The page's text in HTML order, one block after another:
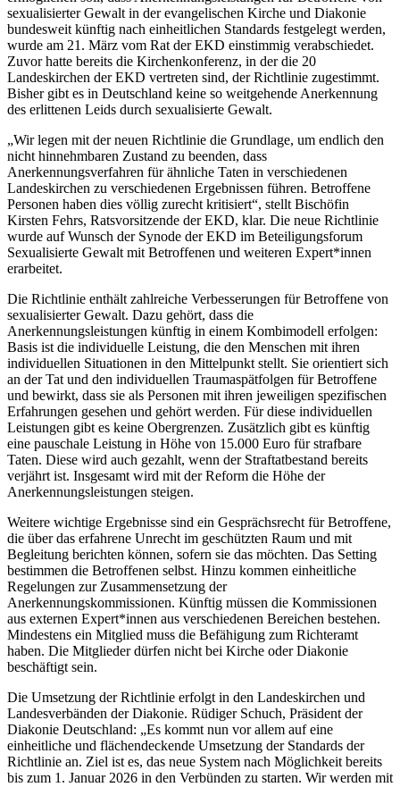
sexualisierter Gewalt in der evangelischen Kirche und Diakonie
bundesweit künftig nach einheitlichen Standards festgelegt werden,
wurde am 21. März vom Rat der EKD einstimmig verabschiedet.
Zuvor hatte bereits die Kirchenkonferenz, in der die 20
Landeskirchen der EKD vertreten sind, der Richtlinie zugestimmt.
Bisher gibt es in Deutschland keine so weitgehende Anerkennung
des erlittenen Leids durch sexualisierte Gewalt.
„Wir legen mit der neuen Richtlinie die Grundlage, um endlich den
nicht hinnehmbaren Zustand zu beenden, dass
Anerkennungsverfahren für ähnliche Taten in verschiedenen
Landeskirchen zu verschiedenen Ergebnissen führen. Betroffene
Personen haben dies völlig zurecht kritisiert“, stellt Bischöfin
Kirsten Fehrs, Ratsvorsitzende der EKD, klar. Die neue Richtlinie
wurde auf Wunsch der Synode der EKD im Beteiligungsforum
Sexualisierte Gewalt mit Betroffenen und weiteren Expert*innen
erarbeitet.
Die Richtlinie enthält zahlreiche Verbesserungen für Betroffene von
sexualisierter Gewalt. Dazu gehört, dass die
Anerkennungsleistungen künftig in einem Kombimodell erfolgen:
Basis ist die individuelle Leistung, die den Menschen mit ihren
individuellen Situationen in den Mittelpunkt stellt. Sie orientiert sich
an der Tat und den individuellen Traumaspätfolgen für Betroffene
und bewirkt, dass sie als Personen mit ihren jeweiligen spezifischen
Erfahrungen gesehen und gehört werden. Für diese individuellen
Leistungen gibt es keine Obergrenzen. Zusätzlich gibt es künftig
eine pauschale Leistung in Höhe von 15.000 Euro für strafbare
Taten. Diese wird auch gezahlt, wenn der Straftatbestand bereits
verjährt ist. Insgesamt wird mit der Reform die Höhe der
Anerkennungsleistungen steigen.
Weitere wichtige Ergebnisse sind ein Gesprächsrecht für Betroffene,
die über das erfahrene Unrecht im geschützten Raum und mit
Begleitung berichten können, sofern sie das möchten. Das Setting
bestimmen die Betroffenen selbst. Hinzu kommen einheitliche
Regelungen zur Zusammensetzung der
Anerkennungskommissionen. Künftig müssen die Kommissionen
aus externen Expert*innen aus verschiedenen Bereichen bestehen.
Mindestens ein Mitglied muss die Befähigung zum Richteramt
haben. Die Mitglieder dürfen nicht bei Kirche oder Diakonie
beschäftigt sein.
Die Umsetzung der Richtlinie erfolgt in den Landeskirchen und
Landesverbänden der Diakonie. Rüdiger Schuch, Präsident der
Diakonie Deutschland: „Es kommt nun vor allem auf eine
einheitliche und flächendeckende Umsetzung der Standards der
Richtlinie an. Ziel ist es, das neue System nach Möglichkeit bereits
bis zum 1. Januar 2026 in den Verbünden zu starten. Wir werden mit